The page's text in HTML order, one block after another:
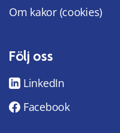
Om kakor (cookies)
Följ oss
LinkedIn
Facebook